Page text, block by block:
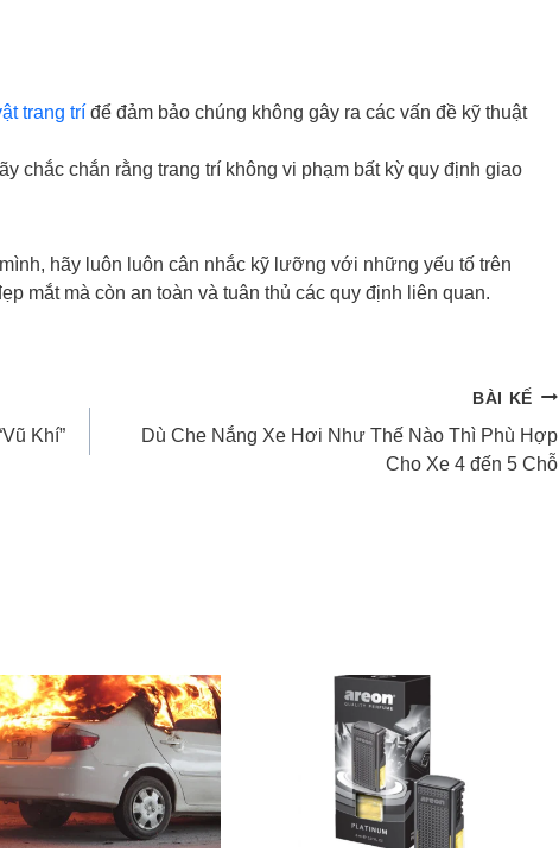
trang trí để đảm bảo chúng không gây ra các vấn đề kỹ thuật
chắc chắn rằng trang trí không vi phạm bất kỳ quy định giao
hãy luôn luôn cân nhắc kỹ lưỡng với những yếu tố trên
mắt mà còn an toàn và tuân thủ các quy định liên quan.
Khí”
BÀI KẾ
Dù Che Nắng Xe Hơi Như Thế Nào Thì Phù Hợp
Cho Xe 4 đến 5 Chỗ